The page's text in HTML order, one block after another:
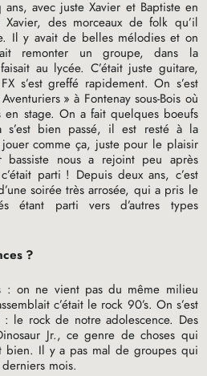
avec juste Xavier et Baptiste en
Xavier, des morceaux de folk qu’il
Il y avait de belles mélodies et on
remonter un groupe, dans la
au lycée. C’était juste guitare,
FX s’est greffé rapidement. On s’est
» à Fontenay sous-Bois où
en stage. On a fait quelques boeufs
bien passé, il est resté à la
comme ça, juste pour le plaisir
nous a rejoint peu après
parti ! Depuis deux ans, c’est
soirée très arrosée, qui a pris le
étant parti vers d’autres types
?
: on ne vient pas du même milieu
c’était le rock 90’s. On s’est
: le rock de notre adolescence. Des
Jr., ce genre de choses qui
bien. Il y a pas mal de groupes qui
mois.